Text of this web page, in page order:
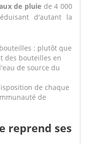
de pluiede 4 000
d'autant la
: plutôt que
des bouteilles en
de source du
de chaque
de
reprend ses